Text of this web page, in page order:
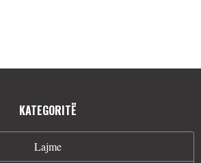
KATEGORITË
Lajme